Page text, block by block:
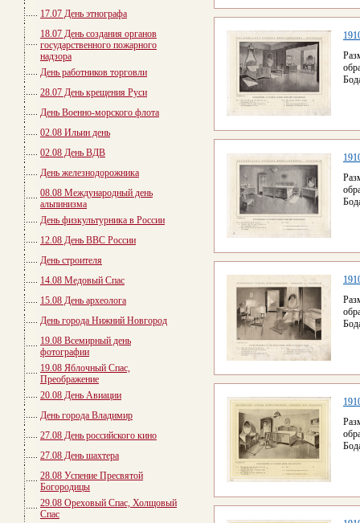
17.07 День этнографа
18.07 День создания органов
государственного пожарного
надзора
День работников торговли
28.07 День крещения Руси
День Военно-морского флота
02.08 Ильин день
02.08 День ВДВ
День железнодорожника
08.08 Международный день
альпинизма
День физкультурника в России
12.08 День ВВС России
День строителя
14.08 Медовый Спас
15.08 День археолога
День города Нижний Новгород
19.08 Всемирный день
фотографии
19.08 Яблочный Спас,
Преображение
20.08 День Авиации
День города Владимир
27.08 День российского кино
27.08 День шахтера
28.08 Успение Пресвятой
Богородицы
29.08 Ореховый Спас, Холщовый
Спас